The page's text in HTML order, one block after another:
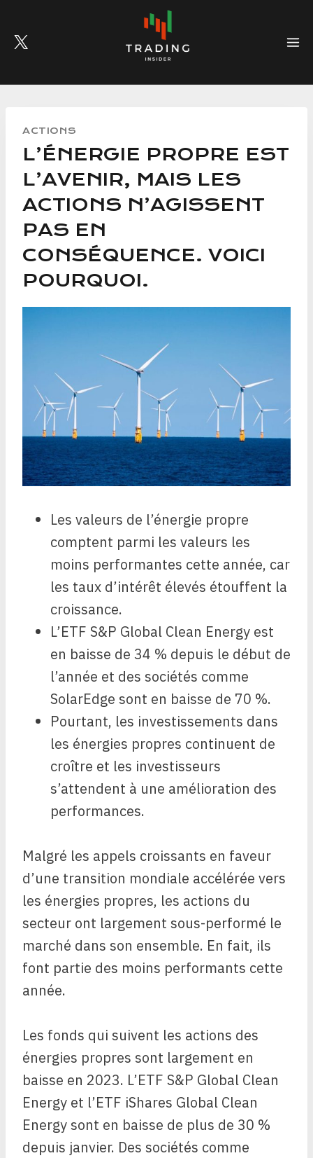
content
ACTIONS
L’ÉNERGIE PROPRE EST
L’AVENIR, MAIS LES
ACTIONS N’AGISSENT
PAS EN
CONSÉQUENCE. VOICI
POURQUOI.
Les valeurs de l’énergie propre
comptent parmi les valeurs les
moins performantes cette année, car
les taux d’intérêt élevés étouffent la
croissance.
L’ETF S&P Global Clean Energy est
en baisse de 34 % depuis le début de
l’année et des sociétés comme
SolarEdge sont en baisse de 70 %.
Pourtant, les investissements dans
les énergies propres continuent de
croître et les investisseurs
s’attendent à une amélioration des
performances.
Malgré les appels croissants en faveur
d’une transition mondiale accélérée vers
les énergies propres, les actions du
secteur ont largement sous-performé le
marché dans son ensemble. En fait, ils
font partie des moins performants cette
année.
Les fonds qui suivent les actions des
énergies propres sont largement en
baisse en 2023. L’ETF S&P Global Clean
Energy et l’ETF iShares Global Clean
Energy sont en baisse de plus de 30 %
depuis janvier. Des sociétés comme